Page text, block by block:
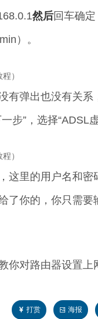
然后回车确
）。
有弹出也没有关系
步”，选择“ADSL
这里的用户名和密
了你的，你只需要
你对路由器设置上
打赏 海报